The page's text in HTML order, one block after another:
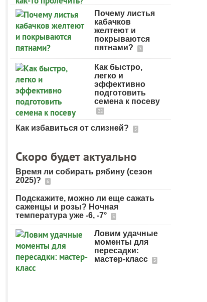
Почему листья
кабачков
желтеют и
покрываются
пятнами?
3
Как быстро,
легко и
эффективно
подготовить
семена к посеву
22
Как избавиться от слизней? 5
Скоро будет актуально
Время ли собирать рябину (сезон
2025)?
6
Подскажите, можно ли еще сажать
саженцы и розы? Ночная
температура уже -6, -7°
3
Ловим удачные
моменты для
пересадки:
мастер-класс
3